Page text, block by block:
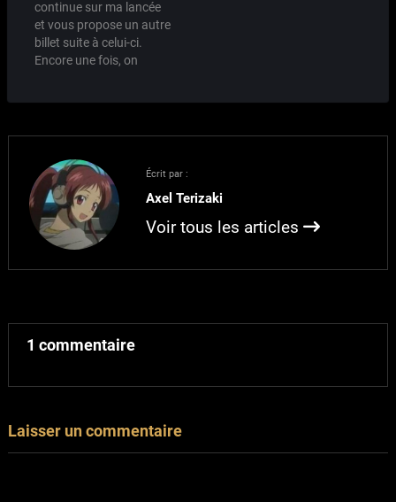
sexuels. Comme vous le
savez certainement…
continue sur ma lancée
et vous propose un autre
billet suite à celui-ci.
Encore une fois, on
écrire du RP érotique sur
MUSH m'a permis
d'explorer pas…
Écrit par :
Axel Terizaki
Voir tous les articles
1 commentaire
Laisser un commentaire